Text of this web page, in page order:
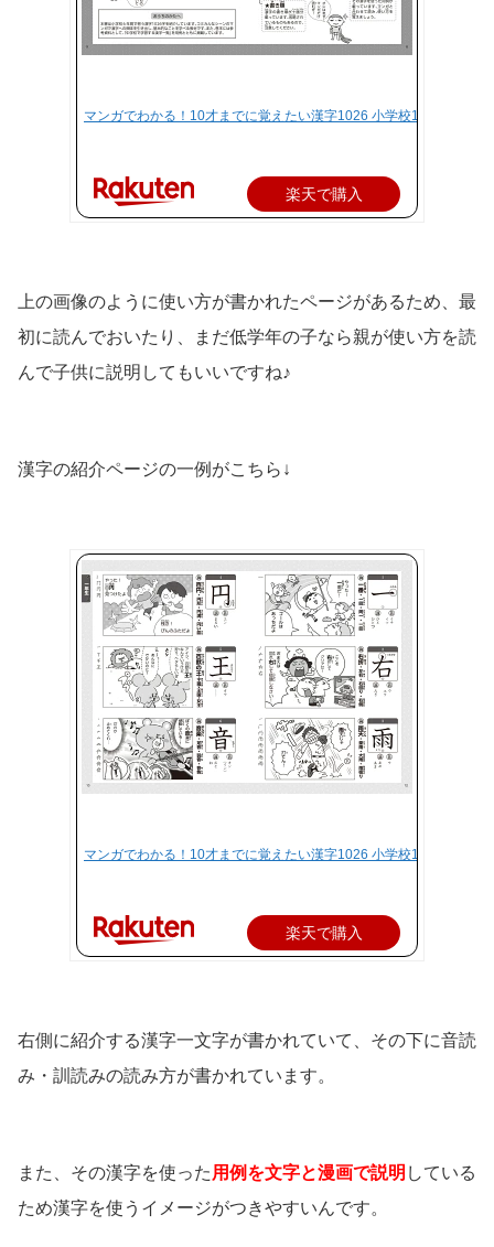
マンガでわかる！10才までに覚えたい漢字1026 小学校1～6年の漢
楽天で購入
上の画像のように使い方が書かれたページがあるため、最
初に読んでおいたり、まだ低学年の子なら親が使い方を読
んで子供に説明してもいいですね♪
漢字の紹介ページの一例がこちら↓
マンガでわかる！10才までに覚えたい漢字1026 小学校1～6年の漢
楽天で購入
右側に紹介する漢字一文字が書かれていて、その下に音読
み・訓読みの読み方が書かれています。
また、その漢字を使った 用例を文字と漫画で説明 している
ため漢字を使うイメージがつきやすいんです。